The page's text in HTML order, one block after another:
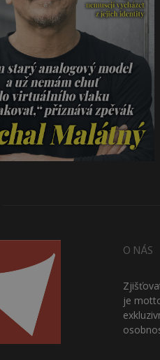
O NÁS
je